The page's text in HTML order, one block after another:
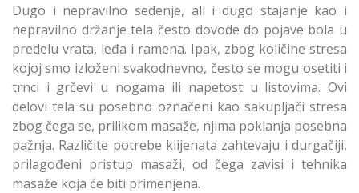
Dugo i nepravilno sedenje, ali i dugo stajanje kao i
nepravilno držanje tela često dovode do pojave bola u
predelu vrata, leđa i ramena. Ipak, zbog količine stresa
kojoj smo izloženi svakodnevno, često se mogu osetiti i
trnci i grčevi u nogama ili napetost u listovima. Ovi
delovi tela su posebno označeni kao sakupljači stresa
zbog čega se, prilikom masaže, njima poklanja posebna
pažnja. Različite potrebe klijenata zahtevaju i durgačiji,
prilagođeni pristup masaži, od čega zavisi i tehnika
masaže koja će biti primenjena.